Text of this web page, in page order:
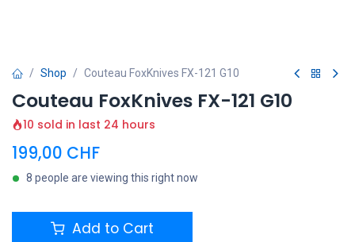
Shop Couteau FoxKnives FX-121 G10
Couteau FoxKnives FX-121 G10
10 sold in last 24 hours
199,00 CHF
8 people are viewing this right now
Add to Cart